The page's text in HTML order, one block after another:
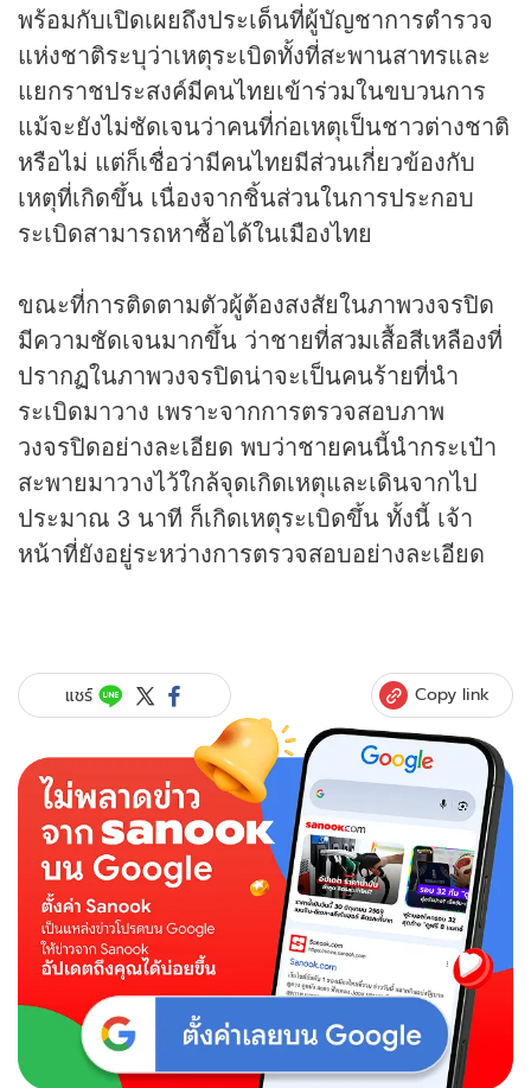
พร้อมกับเปิดเผยถึงประเด็นที่ผู้บัญชาการตำรวจ
แห่งชาติระบุว่าเหตุระเบิดทั้งที่สะพานสาทรและ
แยกราชประสงค์มีคนไทยเข้าร่วมในขบวนการ
แม้จะยังไม่ชัดเจนว่าคนที่ก่อเหตุเป็นชาวต่างชาติ
หรือไม่ แต่ก็เชื่อว่ามีคนไทยมีส่วนเกี่ยวข้องกับ
เหตุที่เกิดขึ้น เนื่องจากชิ้นส่วนในการประกอบ
ระเบิดสามารถหาซื้อได้ในเมืองไทย
ขณะที่การติดตามตัวผู้ต้องสงสัยในภาพวงจรปิด
มีความชัดเจนมากขึ้น ว่าชายที่สวมเสื้อสีเหลืองที่
ปรากฏในภาพวงจรปิดน่าจะเป็นคนร้ายที่นำ
ระเบิดมาวาง เพราะจากการตรวจสอบภาพ
วงจรปิดอย่างละเอียด พบว่าชายคนนี้นำกระเป๋า
สะพายมาวางไว้ใกล้จุดเกิดเหตุและเดินจากไป
ประมาณ 3 นาที ก็เกิดเหตุระเบิดขึ้น ทั้งนี้ เจ้า
หน้าที่ยังอยู่ระหว่างการตรวจสอบอย่างละเอียด
แชร์ Copy link